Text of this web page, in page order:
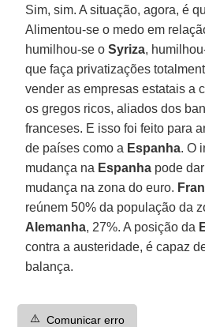
Sim, sim. A situação, agora, é
Alimentou-se o medo em
humilhou-se oSyriza,
que faça privatizações
vender as empresas estatais a
os gregos ricos, aliados dos
franceses. E isso foi feito para
de países como a Espanha. O
mudança na Espanha pode
mudança na zona do euro.
reúnem 50% da população da
Alemanha, 27%. A posição da
contra a austeridade, é capaz
balança.
⚠️ Comunicar erro